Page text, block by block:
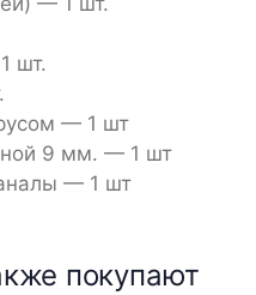
шт.
— 1 шт
9 мм. — 1 шт
— 1 шт
покупают